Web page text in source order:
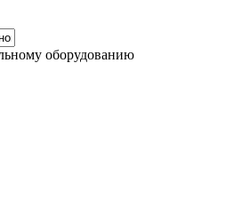
оборудованию